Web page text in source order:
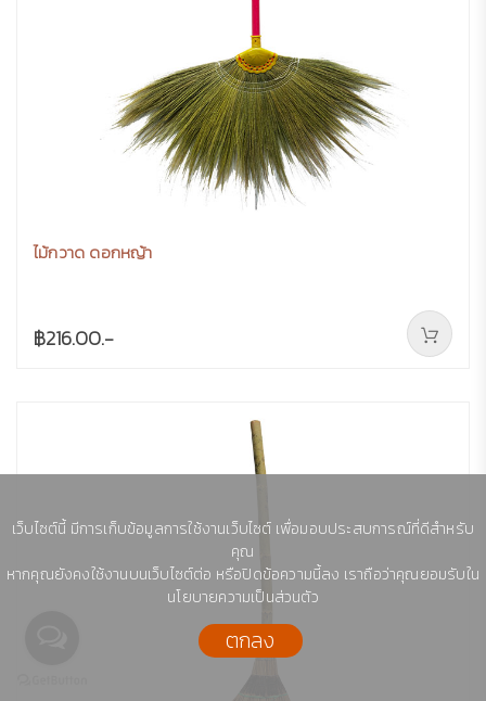
ไม้กวาด ดอกหญ้า
฿216.00.-
เว็บไซต์นี้ มีการเก็บข้อมูลการใช้งานเว็บไซต์ เพื่อมอบประสบการณ์ที่ดีสำหรับ
คุณ
หากคุณยังคงใช้งานบนเว็บไซต์ต่อ หรือปิดข้อความนี้ลง เราถือว่าคุณยอมรับใน
นโยบายความเป็นส่วนตัว
ตกลง